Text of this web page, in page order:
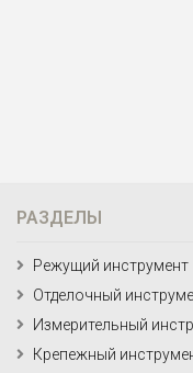
РАЗДЕЛЫ
Режущий инструмент
Отделочный
Измерительный
Крепежный